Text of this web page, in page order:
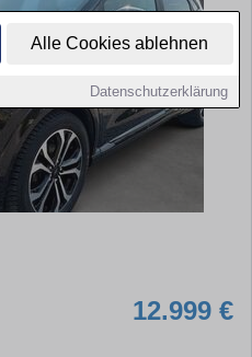
Alle Cookies ablehnen
Datenschutzerklärung
12.999 €